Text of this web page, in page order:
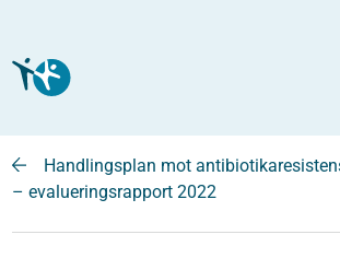
Handlingsplan mot
– evalueringsrapport 2022